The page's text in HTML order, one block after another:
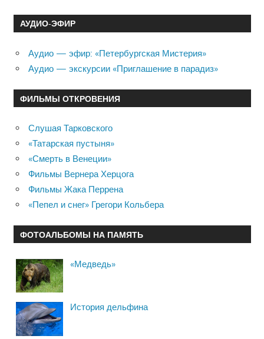
АУДИО-ЭФИР
Аудио — эфир: «Петербургская Мистерия»
Аудио — экскурсии «Приглашение в парадиз»
ФИЛЬМЫ ОТКРОВЕНИЯ
Слушая Тарковского
«Татарская пустыня»
«Смерть в Венеции»
Фильмы Вернера Херцога
Фильмы Жака Перрена
«Пепел и снег» Грегори Кольбера
ФОТОАЛЬБОМЫ НА ПАМЯТЬ
«Медведь»
История дельфина